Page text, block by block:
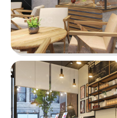
BBQ & Hotpot
11
YUMMY BABOON
Gà rán